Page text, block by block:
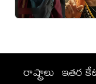
రాష్ట్రాలు ఇతర